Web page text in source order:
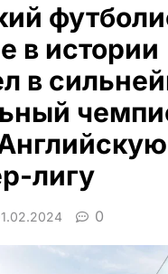
в истории
в
лигу
0